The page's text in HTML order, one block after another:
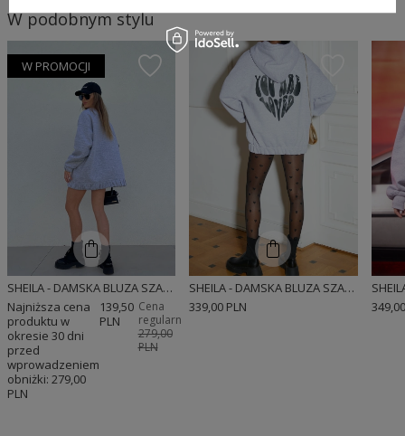
W podobnym stylu
W PROMOCJI
SHEILA - DAMSKA BLUZA SZARA PROSTA OVERSIZE 'FELICIA'
Cena
regularna:
279,00
PLN
139,50
PLN
Najniższa cena
produktu w
okresie 30 dni
przed
wprowadzeniem
obniżki: 279,00
PLN
SHEILA - DAMSKA BLUZA SZARA Z SERCEM 'YOU ARE LOVED'
339,00 PLN